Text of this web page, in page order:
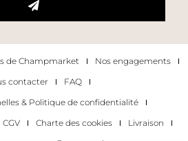
de Champmarket
Nos engagements
contacter
FAQ
& Politique de confidentialité
CGV Charte des cookies
Livraison